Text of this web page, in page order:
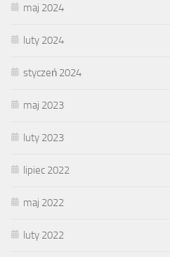
maj 2024
luty 2024
styczeń 2024
maj 2023
luty 2023
lipiec 2022
maj 2022
luty 2022